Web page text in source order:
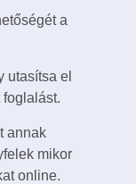
a
utasítsa el
annak
mikor
online.